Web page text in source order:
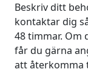
Beskriv ditt
kontaktar dig
48 timmar. Om
får du gärna
att återkomma